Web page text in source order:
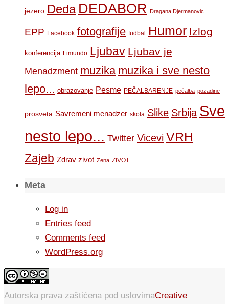
jezero Deda DEDABOR Dragana Djermanovic
EPP Facebook fotografije fudbal Humor Izlog
konferencija Limundo Ljubav Ljubav je
Menadzment muzika muzika i sve nesto
lepo... obrazovanje Pesme PEČALBARENJE pečalba pozadine
prosveta Savremeni menadzer skola Slike Srbija Sve
nesto lepo... Twitter Vicevi VRH
Zajeb Zdrav zivot Zena ZIVOT
Meta
Log in
Entries feed
Comments feed
WordPress.org
Autorska prava zaštićena pod uslovimaCreative